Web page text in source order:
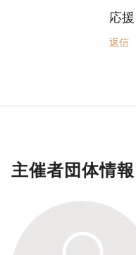
応
返信
主催者団体情報